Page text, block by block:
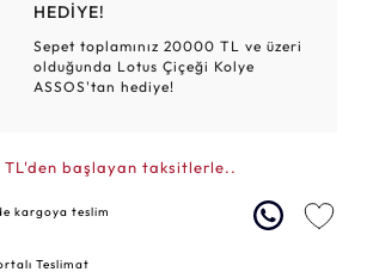
HEDİYE!
Sepet toplamınız 20000 TL ve üzeri
olduğunda Lotus Çiçeği Kolye
ASSOS'tan hediye!
TL'den başlayan taksitlerle..
kargoya teslim
Teslimat